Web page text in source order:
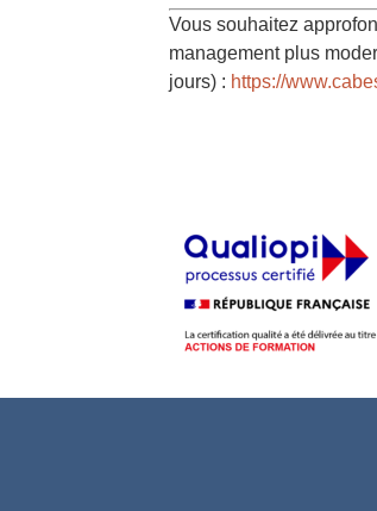
Vous souhaitez
management plus
jours) : https://